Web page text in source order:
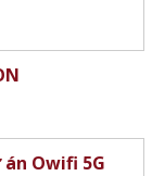
Owifi 5G